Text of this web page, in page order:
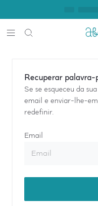
Recuperar palavra-
Se se esqueceu da
email e enviar-lhe-
redefinir.
Email